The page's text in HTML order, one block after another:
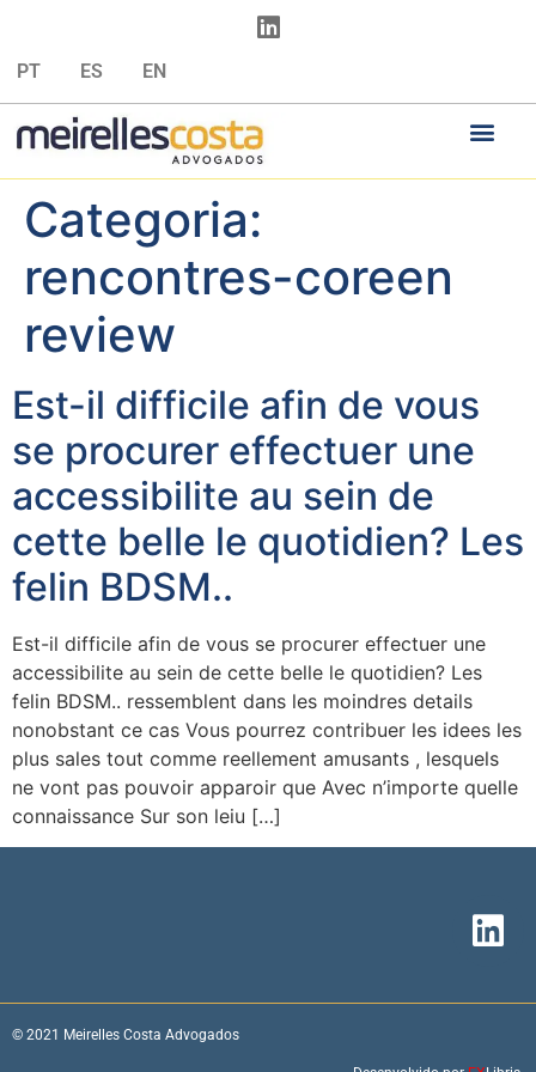
PT ES EN
Categoria:
rencontres-coreen
review
Est-il difficile afin de vous
se procurer effectuer une
accessibilite au sein de
cette belle le quotidien? Les
felin BDSM..
Est-il difficile afin de vous se procurer effectuer une
accessibilite au sein de cette belle le quotidien? Les
felin BDSM.. ressemblent dans les moindres details
nonobstant ce cas Vous pourrez contribuer les idees les
plus sales tout comme reellement amusants , lesquels
ne vont pas pouvoir apparoir que Avec n’importe quelle
connaissance Sur son leiu […]
© 2021 Meirelles Costa Advogados